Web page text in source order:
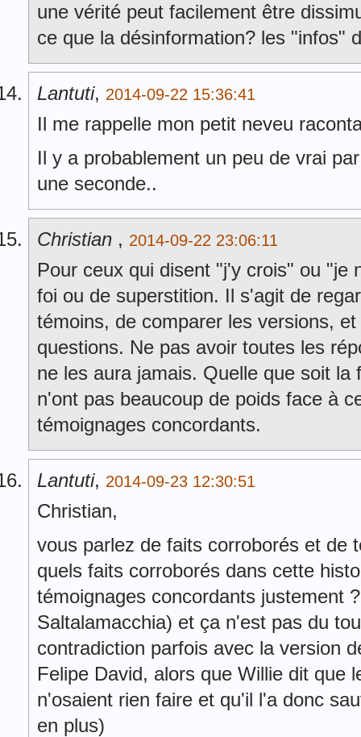
une vérité peut facilement être
ce que la désinformation? les "infos"
Lantuti, 2014-09-22 15:36:41
Il me rappelle mon petit neveu
Il y a probablement un peu de vrai
une seconde..
Christian , 2014-09-22 23:06:11
Pour ceux qui disent "j'y crois" ou "je
foi ou de superstition. Il s'agit de
témoins, de comparer les versions,
questions. Ne pas avoir toutes les
ne les aura jamais. Quelle que soit la
n'ont pas beaucoup de poids face à
témoignages concordants.
Lantuti, 2014-09-23 12:30:51
Christian,
vous parlez de faits corroborés et de
quels faits corroborés dans cette
témoignages concordants justement
Saltalamacchia) et ça n'est pas du
contradiction parfois avec la version
Felipe David, alors que Willie dit que
n'osaient rien faire et qu'il l'a donc
en plus)